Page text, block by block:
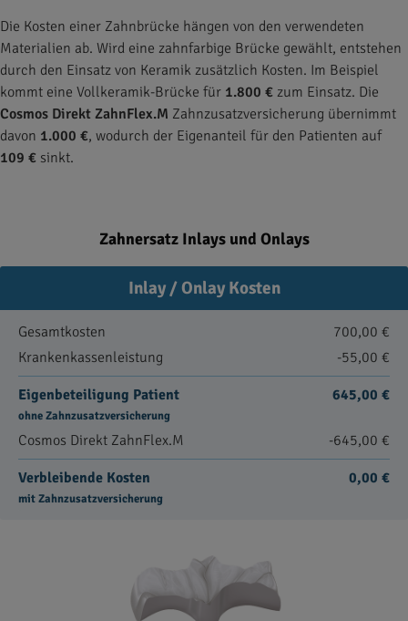
Die Kosten einer Zahnbrücke hängen von den verwendeten
Materialien ab. Wird eine zahnfarbige Brücke gewählt, entstehen
durch den Einsatz von Keramik zusätzlich Kosten. Im Beispiel
kommt eine Vollkeramik-Brücke für 1.800 € zum Einsatz. Die
Cosmos Direkt ZahnFlex.M Zahnzusatzversicherung übernimmt
davon 1.000 €, wodurch der Eigenanteil für den Patienten auf
109 € sinkt.
Zahnersatz Inlays und Onlays
Inlay / Onlay Kosten
Gesamtkosten
700,00 €
Krankenkassenleistung
-55,00 €
Eigenbeteiligung Patient
ohne Zahnzusatzversicherung
645,00 €
Cosmos Direkt ZahnFlex.M -645,00 €
Verbleibende Kosten
mit Zahnzusatzversicherung
0,00 €